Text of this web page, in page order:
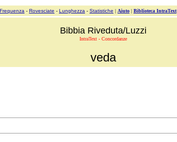
Frequenza - Rovesciate - Lunghezza - Statistiche | Aiuto | Biblioteca IntraText
Bibbia Riveduta/Luzzi
IntraText - Concordanze
veda